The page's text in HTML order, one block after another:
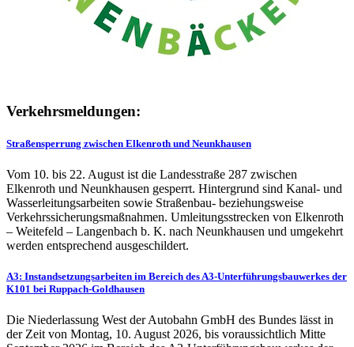
Verkehrsmeldungen:
Straßensperrung zwischen Elkenroth und Neunkhausen
Vom 10. bis 22. August ist die Landesstraße 287 zwischen
Elkenroth und Neunkhausen gesperrt. Hintergrund sind Kanal- und
Wasserleitungsarbeiten sowie Straßenbau- beziehungsweise
Verkehrssicherungsmaßnahmen. Umleitungsstrecken von Elkenroth
– Weitefeld – Langenbach b. K. nach Neunkhausen und umgekehrt
werden entsprechend ausgeschildert.
A3: Instandsetzungsarbeiten im Bereich des A3-Unterführungsbauwerkes der
K101 bei Ruppach-Goldhausen
Die Niederlassung West der Autobahn GmbH des Bundes lässt in
der Zeit von Montag, 10. August 2026, bis voraussichtlich Mitte